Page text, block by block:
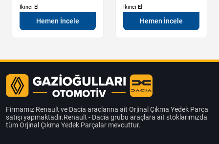
İkinci El
Hemen İncele
İkinci El
Hemen İncele
Firmamız Renault ve Dacia araçlarına ait Orjinal Çıkma Yedek Parça
satışı yapmaktadır.Renault - Dacia grubu araçlara ait stoklarımızda
tüm Orjinal Çıkma Yedek Parçalar mevcuttur.